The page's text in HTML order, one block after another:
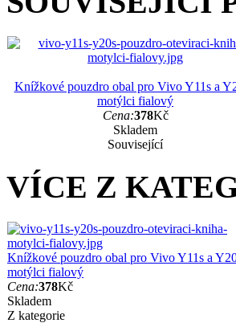
Knížkové pouzdro obal pro Vivo Y11s a
motýlci fialový
Cena:378Kč
Skladem
Související
VÍCE Z
Knížkové pouzdro obal pro Vivo Y11s a
motýlci fialový
Cena:378Kč
Skladem
Z kategorie